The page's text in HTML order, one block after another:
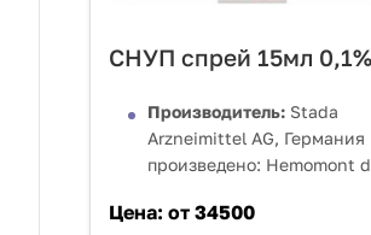
СНУП спрей 15мл 0,1%
Производитель: Stada
Arzneimittel AG, Германия
произведено: Hemomont
Цена: от 34500